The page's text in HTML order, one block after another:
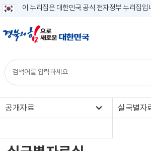
이 누리집은 대한민국 공식 전자정부 누리집입
공개자료 실국별자